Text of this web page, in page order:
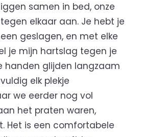
samen in bed, onze
elkaar aan. Je hebt je
geslagen, en met elke
je mijn hartslag tegen je
handen glijden langzaam
elk plekje
we eerder nog vol
het praten waren,
Het is een comfortabele